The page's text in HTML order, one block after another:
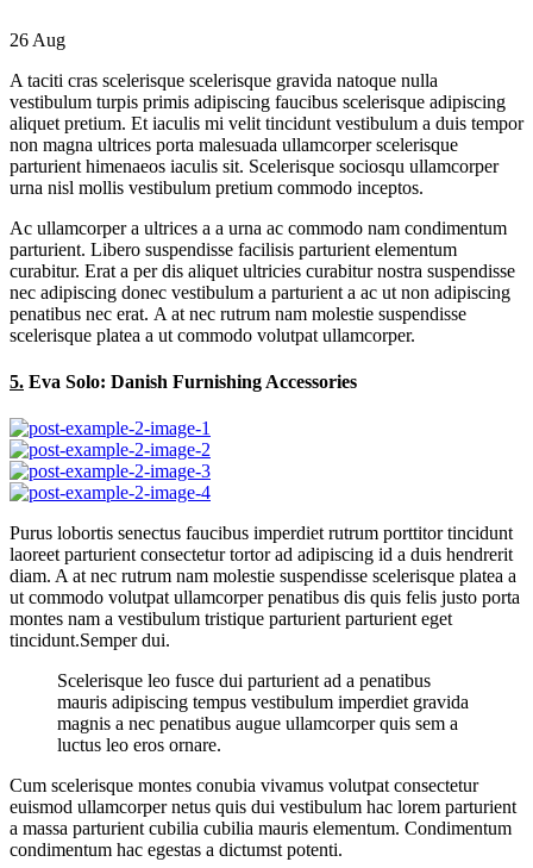
26 Aug
A taciti cras scelerisque scelerisque gravida natoque nulla
vestibulum turpis primis adipiscing faucibus scelerisque adipiscing
aliquet pretium. Et iaculis mi velit tincidunt vestibulum a duis tempor
non magna ultrices porta malesuada ullamcorper scelerisque
parturient himenaeos iaculis sit. Scelerisque sociosqu ullamcorper
urna nisl mollis vestibulum pretium commodo inceptos.
Ac ullamcorper a ultrices a a urna ac commodo nam condimentum
parturient. Libero suspendisse facilisis parturient elementum
curabitur. Erat a per dis aliquet ultricies curabitur nostra suspendisse
nec adipiscing donec vestibulum a parturient a ac ut non adipiscing
penatibus nec erat. A at nec rutrum nam molestie suspendisse
scelerisque platea a ut commodo volutpat ullamcorper.
5. Eva Solo: Danish Furnishing Accessories
Purus lobortis senectus faucibus imperdiet rutrum porttitor tincidunt
laoreet parturient consectetur tortor ad adipiscing id a duis hendrerit
diam. A at nec rutrum nam molestie suspendisse scelerisque platea a
ut commodo volutpat ullamcorper penatibus dis quis felis justo porta
montes nam a vestibulum tristique parturient parturient eget
tincidunt.Semper dui.
Scelerisque leo fusce dui parturient ad a penatibus
mauris adipiscing tempus vestibulum imperdiet gravida
magnis a nec penatibus augue ullamcorper quis sem a
luctus leo eros ornare.
Cum scelerisque montes conubia vivamus volutpat consectetur
euismod ullamcorper netus quis dui vestibulum hac lorem parturient
a massa parturient cubilia cubilia mauris elementum. Condimentum
condimentum hac egestas a dictumst potenti.